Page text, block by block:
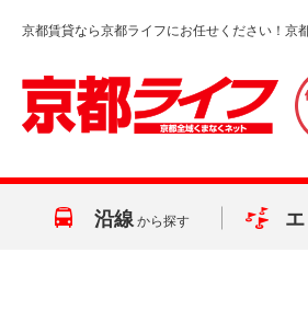
京都賃貸なら京都ライフにお任せください！京
沿線 から探す